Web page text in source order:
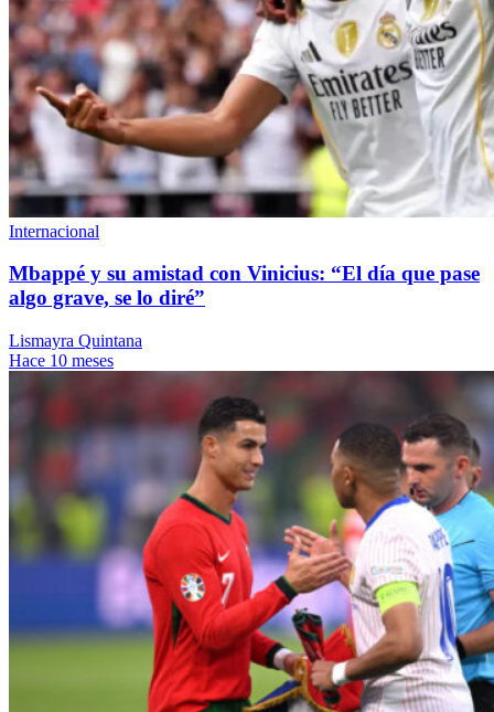
Internacional
Mbappé y su amistad con Vinicius: “El día que pase
algo grave, se lo diré”
Lismayra Quintana
Hace 10 meses